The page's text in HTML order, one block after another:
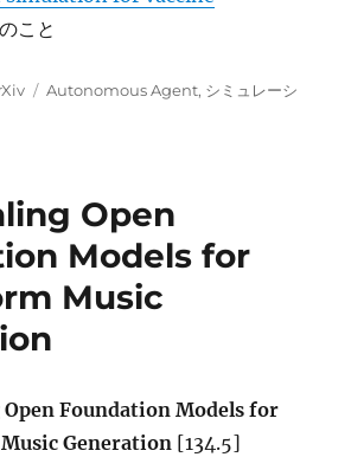
こと
タ
Autonomous Agent, シミュレーシ
Open
Models for
Music
Open Foundation Models for
Generation [134.5]